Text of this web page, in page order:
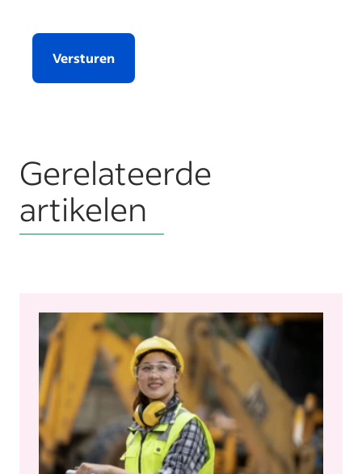
Versturen
Gerelateerde
artikelen